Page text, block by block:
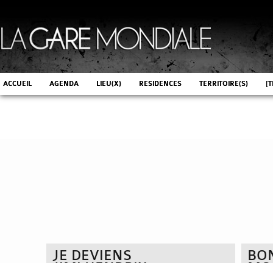
ACCUEIL AGENDA LIEU(X) RESIDENCES TERRITOIRE(S)
JE DEVIENS